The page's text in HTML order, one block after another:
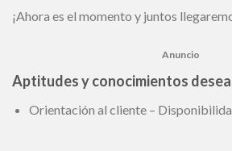
¡Ahora es el momento y juntos
Anuncio
Aptitudes y conocimientos
Orientación al cliente –